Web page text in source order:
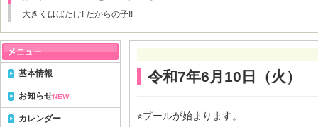
大きくはばたけ! たからの子!!
令和7年6月10日（火）
⭐︎プールが始まります。
基本情報
お知らせNEW
カレンダー